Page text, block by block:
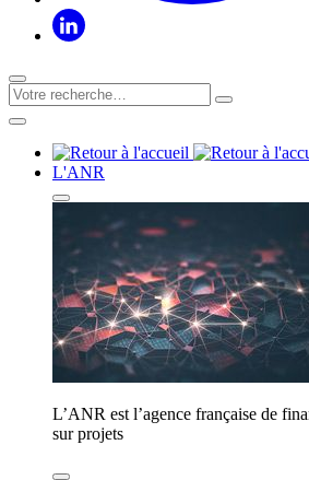
L'ANR
L’ANR est l’agence française de
sur projets